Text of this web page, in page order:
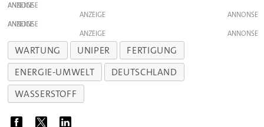
ANZEIGE
ANZEIGE
ANZEIGE
ANZEIGE
WARTUNG UNIPER
FERTIGUNG
ENERGIE-UMWELT
DEUTSCHLAND
WASSERSTOFF